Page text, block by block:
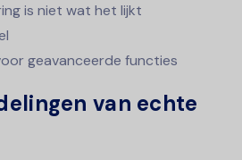
is niet wat het lijkt
geavanceerde functies
van echte